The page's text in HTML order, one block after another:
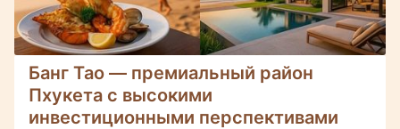
Банг Тао — премиальный район
Пхукета с высокими
инвестиционными перспективами